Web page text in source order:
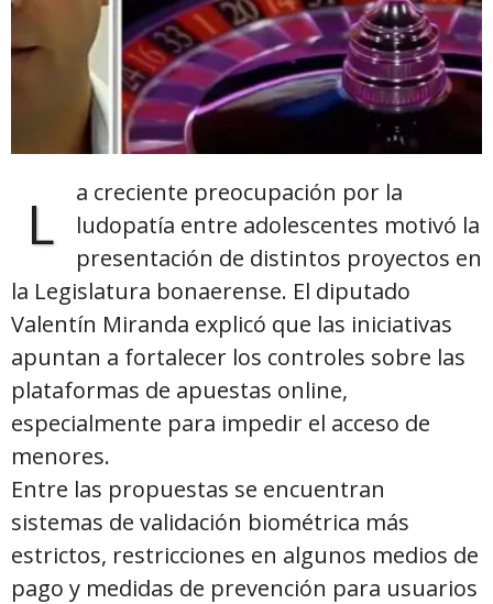
L
a creciente preocupación por la
ludopatía entre adolescentes motivó la
presentación de distintos proyectos en
la Legislatura bonaerense. El diputado
Valentín Miranda explicó que las iniciativas
apuntan a fortalecer los controles sobre las
plataformas de apuestas online,
especialmente para impedir el acceso de
menores.
Entre las propuestas se encuentran
sistemas de validación biométrica más
estrictos, restricciones en algunos medios de
pago y medidas de prevención para usuarios